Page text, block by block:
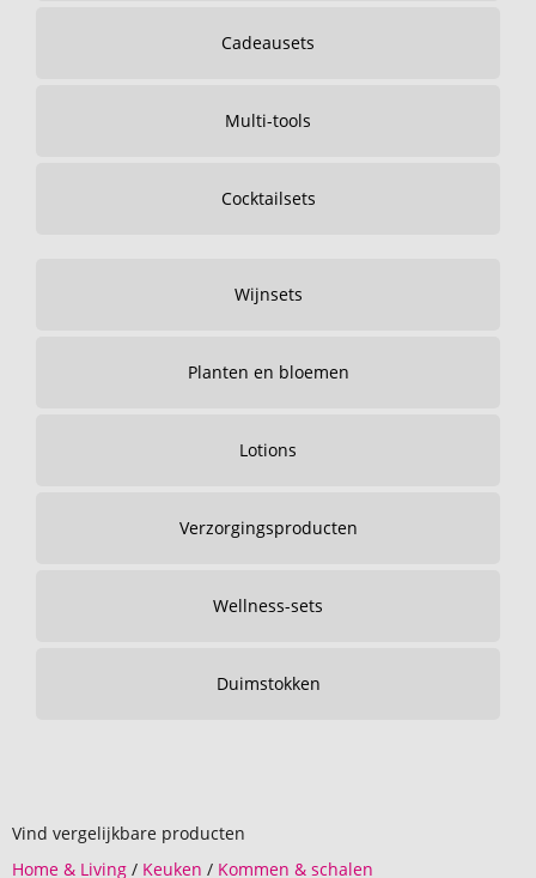
Cadeausets
Multi-tools
Cocktailsets
Wijnsets
Planten en bloemen
Lotions
Verzorgingsproducten
Wellness-sets
Duimstokken
Vind vergelijkbare producten
Home & Living / Keuken / Kommen & schalen